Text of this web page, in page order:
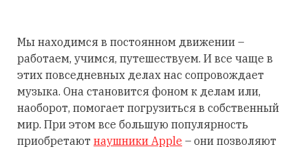
Мы находимся в постоянном движении –
работаем, учимся, путешествуем. И все чаще в
этих повседневных делах нас сопровождает
музыка. Она становится фоном к делам или,
наоборот, помогает погрузиться в собственный
мир. При этом все большую популярность
приобретают наушники Apple – они позволяют